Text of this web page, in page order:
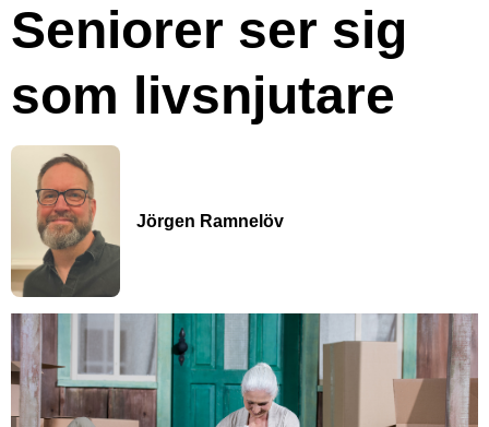
Seniorer ser sig
som livsnjutare
Jörgen Ramnelöv